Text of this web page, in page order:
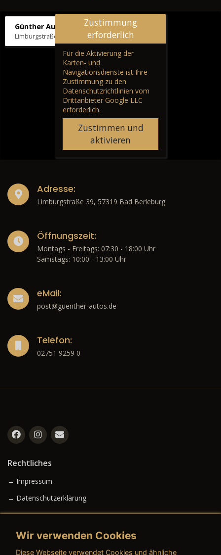
Günther Autos & Service
Limburgstraße 39, 57319 Bad Berleburg
Zustimmung
erforderlich
Für die Aktivierung der
Karten- und
Navigationsdienste ist Ihre
Zustimmung zu den
Datenschutzrichtlinien vom
Drittanbieter Google LLC
erforderlich.
Zustimmen und
aktivieren
Adresse:
Limburgstraße 39, 57319 Bad Berleburg
Öffnungszeit:
Montags - Freitags: 07:30 - 18:00 Uhr
Samstags: 10:00 - 13:00 Uhr
eMail:
post@guenther-autos.de
Telefon:
02751 9259 0
Rechtliches
→ Impressum
→ Datenschutzerklärung
Wir verwenden Cookies
Diese Webseite verwendet Cookies und ähnliche